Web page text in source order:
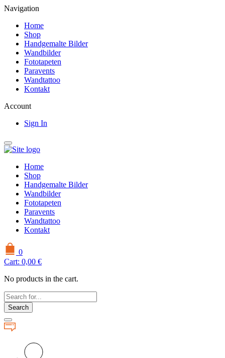
Navigation
Home
Shop
Handgemalte Bilder
Wandbilder
Fototapeten
Paravents
Wandtattoo
Kontakt
Account
Sign In
Home
Shop
Handgemalte Bilder
Wandbilder
Fototapeten
Paravents
Wandtattoo
Kontakt
0
Cart: 0,00 €
No products in the cart.
Search